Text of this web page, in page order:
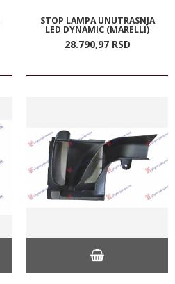
STOP LAMPA UNUTRASNJA
LED DYNAMIC (MARELLI)
28.790,97 RSD